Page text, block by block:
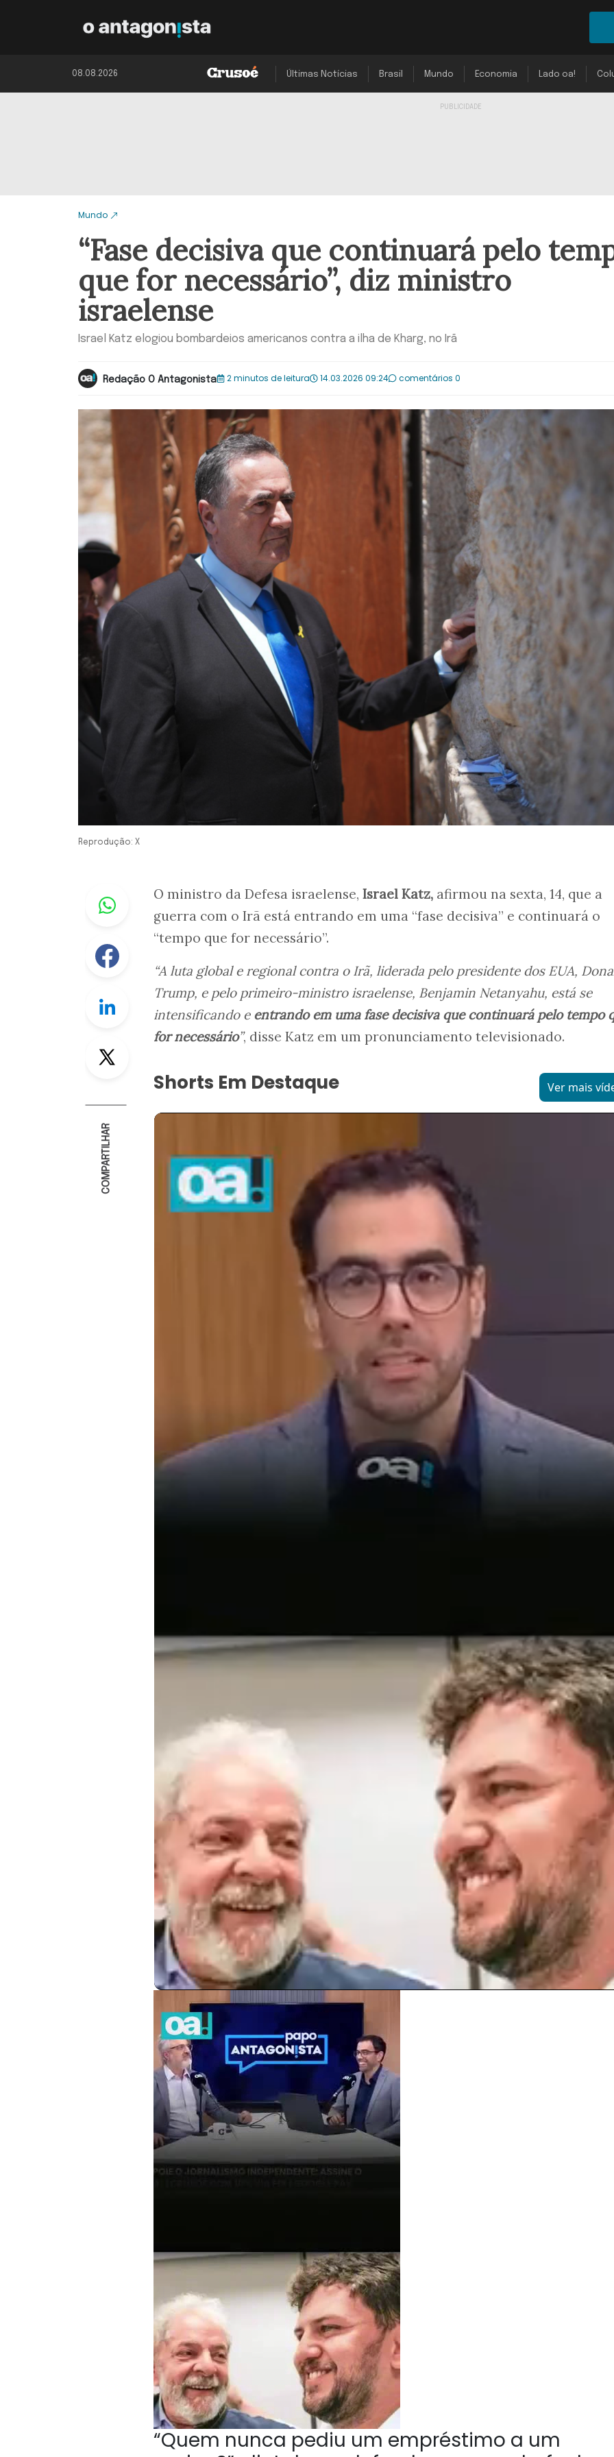
08.08.2026 Últimas Notícias Brasil Mundo Economia Lado oa!
Mundo
“Fase decisiva que continuará pelo
que for necessário”, diz ministro
israelense
Israel Katz elogiou bombardeios americanos contra a ilha de Kharg, no Irã
Redação O Antagonista 2 minutos de leitura 14.03.2026 09:24 comentários 0
Reprodução: X
Whastapp
Facebook
Linkedin
Twitter
COMPARTILHAR
O ministro da Defesa israelense, Israel Katz, afirmou na sexta, 14, que a
guerra com o Irã está entrando em uma “fase decisiva” e continuará o
“tempo que for necessário”.
“A luta global e regional contra o Irã, liderada pelo presidente dos EUA,
Trump, e pelo primeiro-ministro israelense, Benjamin Netanyahu, está se
intensificando e entrando em uma fase decisiva que continuará pelo tempo
for necessário”, disse Katz em um pronunciamento televisionado.
Shorts Em Destaque Ver mais
“Quem nunca pediu um empréstimo a um